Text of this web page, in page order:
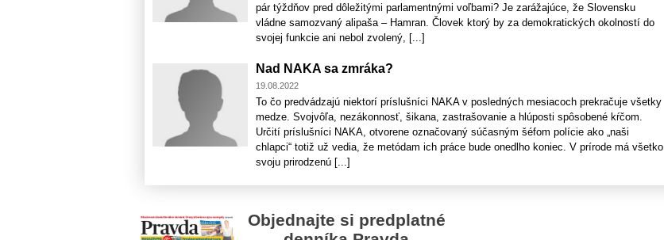
pár týždňov pred dôležitými parlamentnými voľbami? Je zarážajúce, že Slovensku
vládne samozvaný alipaša – Hamran. Človek ktorý by za demokratických okolností do
svojej funkcie ani nebol zvolený, [...]
Nad NAKA sa zmráka?
19.08.2022
To čo predvádzajú niektorí príslušníci NAKA v posledných mesiacoch prekračuje všetky
medze. Svojvôľa, nezákonnosť, šikana, zastrašovanie a hlúposti spôsobené kŕčom.
Určití príslušníci NAKA, otvorene označovaný súčasným šéfom polície ako „naši
chlapci“ totiž už vedia, že metódam ich práce bude onedlho koniec. V prírode má všetko
svoju prirodzenú [...]
Objednajte si predplatné